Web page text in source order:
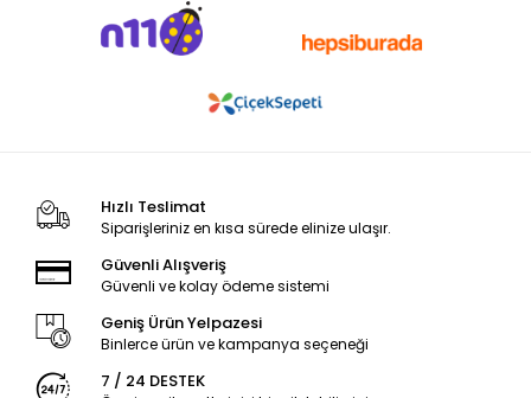
Hızlı Teslimat
Siparişleriniz en kısa sürede elinize ulaşır.
Güvenli Alışveriş
Güvenli ve kolay ödeme sistemi
Geniş Ürün Yelpazesi
Binlerce ürün ve kampanya seçeneği
7 / 24 DESTEK